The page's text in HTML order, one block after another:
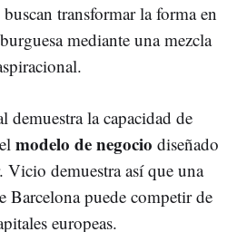
transformar la forma en
mediante una mezcla
la capacidad de
modelo de negocio diseñado
demuestra así que una
Barcelona puede competir de
europeas.